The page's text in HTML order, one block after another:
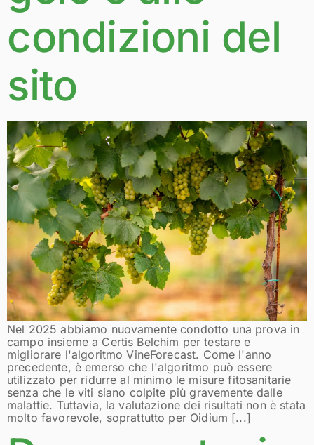
condizioni del
sito
Nel 2025 abbiamo nuovamente condotto una prova in
campo insieme a Certis Belchim per testare e
migliorare l'algoritmo VineForecast. Come l'anno
precedente, è emerso che l'algoritmo può essere
utilizzato per ridurre al minimo le misure fitosanitarie
senza che le viti siano colpite più gravemente dalle
malattie. Tuttavia, la valutazione dei risultati non è stata
molto favorevole, soprattutto per Oidium [...]